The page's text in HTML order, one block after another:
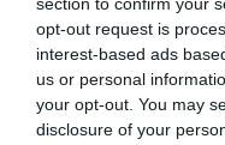
opt-out request is
interest-based ads
us or personal
your opt-out. You may
disclosure of your
Aldebrő-Feldebrő-
a tervező a
István levele, ami
Kormányhivatal